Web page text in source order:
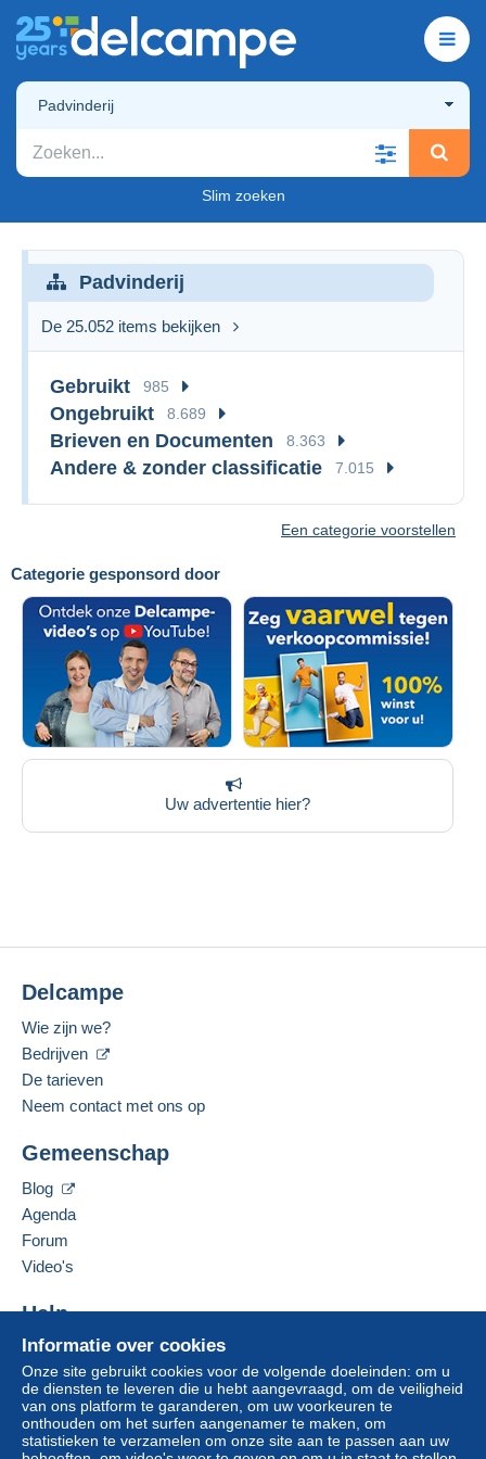
Padvinderij
Slim zoeken
Categorie gesponsord door
Uw advertentie hier?
Padvinderij
De 25.052 items bekijken
Gebruikt 985
Ongebruikt 8.689
Brieven en Documenten 8.363
Andere & zonder classificatie 7.015
Een categorie voorstellen
Informatie over cookies
Onze site gebruikt cookies voor de volgende doeleinden: om u
de diensten te leveren die u hebt aangevraagd, om de veiligheid
van ons platform te garanderen, om uw voorkeuren te
onthouden om het surfen aangenamer te maken, om
statistieken te verzamelen om onze site aan te passen aan uw
Delcampe
Wie zijn we?
Bedrijven
De tarieven
Neem contact met ons op
Gemeenschap
Blog
Agenda
Forum
Video's
Help
Hulpcentrum
Kopen op Delcampe
Verkopen op Delcampe
Een beveiligde website